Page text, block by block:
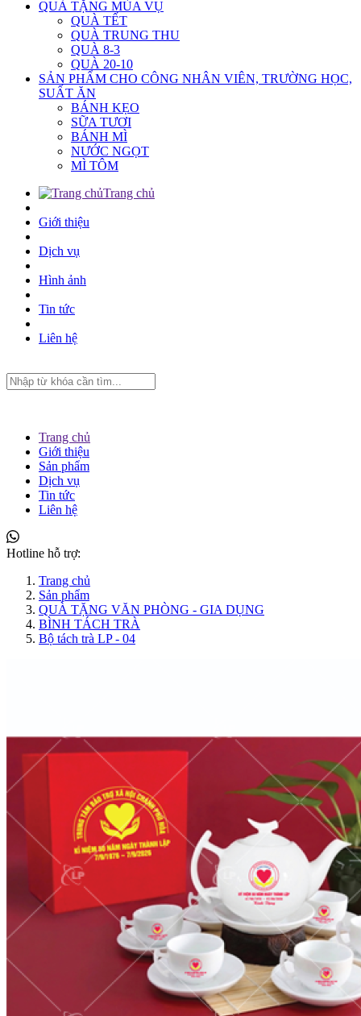
QUÀ TẶNG MÙA VỤ
QUÀ TẾT
QUÀ TRUNG THU
QUÀ 8-3
QUÀ 20-10
SẢN PHẨM CHO CÔNG NHÂN VIÊN, TRƯỜNG HỌC,
SUẤT ĂN
BÁNH KẸO
SỮA TƯƠI
BÁNH MÌ
NƯỚC NGỌT
MÌ TÔM
Trang chủ
Giới thiệu
Dịch vụ
Hình ảnh
Tin tức
Liên hệ
Trang chủ
Giới thiệu
Sản phẩm
Dịch vụ
Tin tức
Liên hệ
Hotline hỗ trợ:
Trang chủ
Sản phẩm
QUÀ TẶNG VĂN PHÒNG - GIA DỤNG
BÌNH TÁCH TRÀ
Bộ tách trà LP - 04